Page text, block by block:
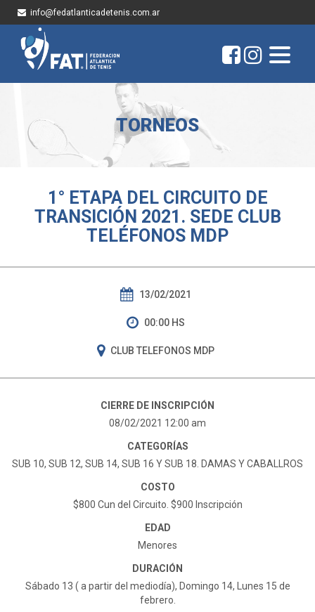
info@fedatlanticadetenis.com.ar
TORNEOS
1° ETAPA DEL CIRCUITO DE
TRANSICIÓN 2021. SEDE CLUB
TELÉFONOS MDP
13/02/2021
00:00 HS
CLUB TELEFONOS MDP
CIERRE DE INSCRIPCIÓN
08/02/2021 12:00 am
CATEGORÍAS
SUB 10, SUB 12, SUB 14, SUB 16 Y SUB 18. DAMAS Y CABALLROS
COSTO
$800 Cun del Circuito. $900 Inscripción
EDAD
Menores
DURACIÓN
Sábado 13 ( a partir del mediodía), Domingo 14, Lunes 15 de
febrero.